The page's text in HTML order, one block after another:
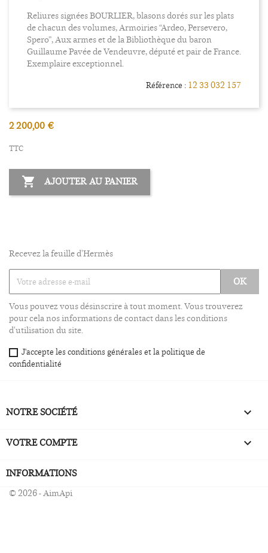
Reliures signées BOURLIER, blasons dorés sur les plats
de chacun des volumes, Armoiries “Ardeo, Persevero,
Spero”, Aux armes et de la Bibliothèque du baron
Guillaume Pavée de Vendeuvre, député et pair de France.
Exemplaire exceptionnel.
Référence : 12 33 032 157
2 200,00 €
TTC
 AJOUTER AU PANIER
Recevez la feuille d'Hermès
Vous pouvez vous désinscrire à tout moment. Vous trouverez
pour cela nos informations de contact dans les conditions
d'utilisation du site.
J'accepte les conditions générales et la politique de
confidentialité
NOTRE SOCIÉTÉ 
VOTRE COMPTE 
INFORMATIONS
© 2026 - AimApi